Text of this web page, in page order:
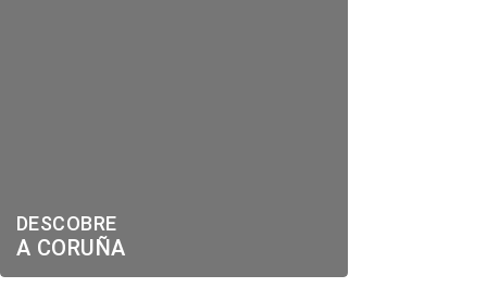
DESCOBRE
A CORUÑA